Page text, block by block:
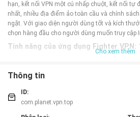
hạn, kết nối VPN một cú nhấp chuột, kết nối tự
nhất, nhiều địa điểm ảo toàn cầu và chính
ngặt. Với giao diện người dùng tốt và kích
chọn hàng đầu cho người dùng muốn truy cập
Tính năng của ứng dụng Fighter VPN:
xuất sắc
- Tự động kết nối với máy chủ nhanh nhất
- 1000 địa điểm ảo toàn cầu
- Nhiều máy chủ với băng thông tốc độ cao
Cho xem thêm
Thông tin
ID:
com.planet.vpn.top